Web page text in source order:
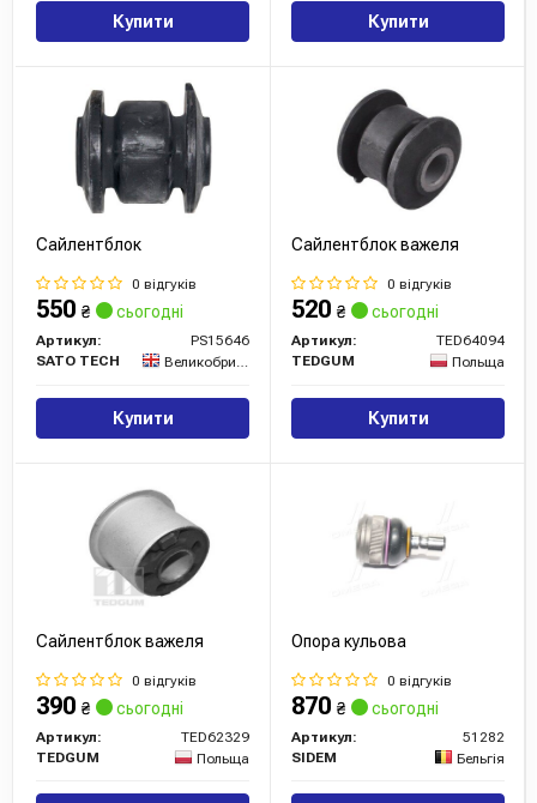
Купити Купити
Сайлентблок
0 відгуків
550 ₴ сьогодні
Артикул:
PS15646
SATO TECH
Великобританія
Купити
Сайлентблок важеля
0 відгуків
520 ₴ сьогодні
Артикул:
TED64094
TEDGUM
Польща
Купити
Сайлентблок важеля
0 відгуків
390 ₴ сьогодні
Артикул:
TED62329
TEDGUM
Польща
Опора кульова
0 відгуків
870 ₴ сьогодні
Артикул:
51282
SIDEM
Бельгія